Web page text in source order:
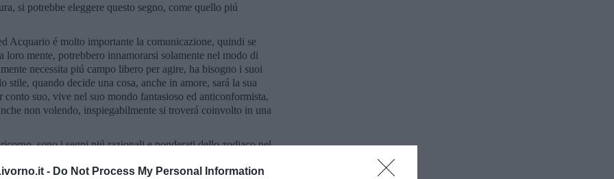
- Do Not Process My Personal Information
si potrebbe eleggere questo segno, come quello piú
é molto importante la comunicazione, quindi se
mente, potrebbero innamorarsi solamente nel modo di
necessita piú campo libero per agire, ha bisogno i suoi
quando decide una cosa, anche in amore, sará la sua
suo, vive nel suo mondo fantasioso ed anticonformista,
non volendo, inspiegabilmente si troverá coinvolto in una
sono i segni piú razionali e ponderati dello zodiaco nel
ad agire con responsabilitá. Il Toro, che é molto
che sceglie, una volta che avrá conquistato il partner,